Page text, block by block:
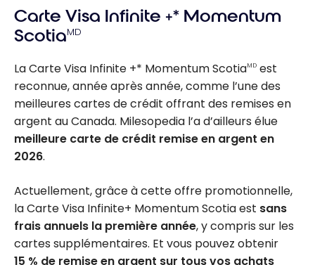
Carte Visa Infinite +* Momentum
ScotiaMD
La Carte Visa Infinite +* Momentum ScotiaMD est
reconnue, année après année, comme l’une des
meilleures cartes de crédit offrant des remises en
argent au Canada. Milesopedia l’a d’ailleurs élue
meilleure carte de crédit remise en argent en
2026.
Actuellement, grâce à cette offre promotionnelle,
la Carte Visa Infinite+ Momentum Scotia est sans
frais annuels la première année, y compris sur les
cartes supplémentaires. Et vous pouvez obtenir
15 % de remise en argent sur tous vos achats